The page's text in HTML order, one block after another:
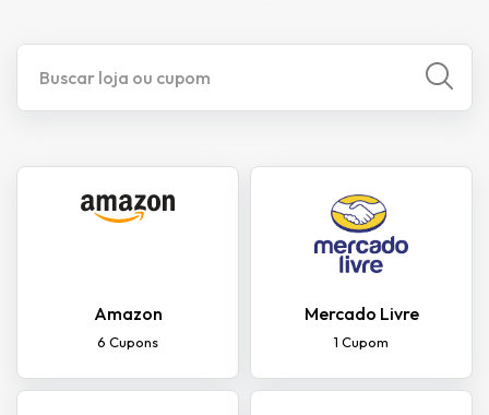
Amazon
6 Cupons
Mercado Livre
1 Cupom